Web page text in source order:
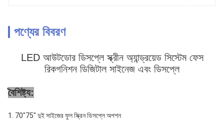
পণ্যের বিবরণ
LED আউটডোর ডিসপ্লে স্ক্রীন অ্যান্ড্রয়েড সিস্টেম ফেস
রিকগনিশন ডিজিটাল সাইনেজ এবং ডিসপ্লে
বৈশিষ্ট্য:
1. 70"75" দুই সাইজের ফুল স্ক্রিন ডিসপ্লে অপশন